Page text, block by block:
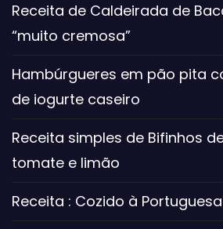
Receita de Caldeirada de
“muito cremosa”
Hambúrgueres em pão pita
de iogurte caseiro
Receita simples de Bifinhos
tomate e limão
Receita : Cozido à Portuguesa